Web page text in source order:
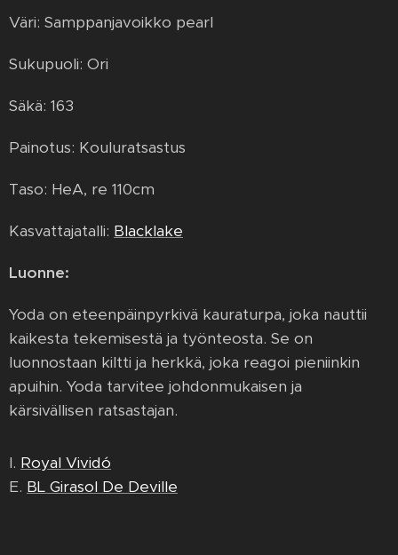
Väri: Samppanjavoikko pearl
Sukupuoli: Ori
Säkä: 163
Painotus: Kouluratsastus
Taso: HeA, re 110cm
Kasvattajatalli: Blacklake
Luonne:
Yoda on eteenpäinpyrkivä kauraturpa, joka nauttii
kaikesta tekemisestä ja työnteosta. Se on
luonnostaan kiltti ja herkkä, joka reagoi pieniinkin
apuihin. Yoda tarvitee johdonmukaisen ja
kärsivällisen ratsastajan.
I. Royal Vividó
E. BL Girasol De Deville